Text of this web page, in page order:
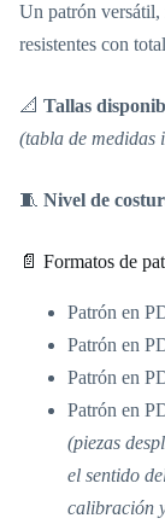
Un patrón versátil,
resistentes con
📐 Tallas
(tabla de medidas
🧵 Nivel de
📄 Formatos de
Patrón en
Patrón en
Patrón en
Patrón en
(piezas
el sentido
calibración